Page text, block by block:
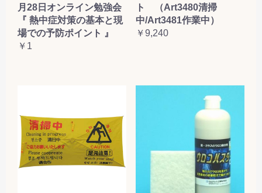
月28日オンライン勉強会
『 熱中症対策の基本と現
場での予防ポイント 』
￥1
ト （Art3480清掃
中/Art3481作業中）
￥9,240